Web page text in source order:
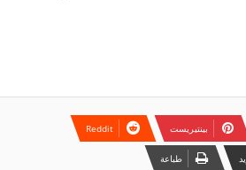
بينتيريست
طباعة